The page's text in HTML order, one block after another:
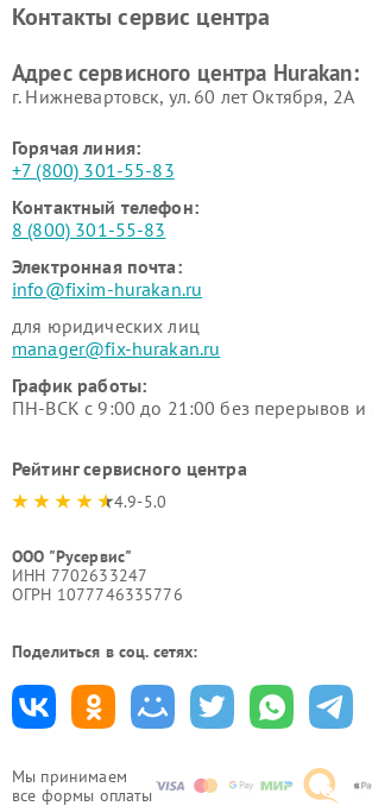
Мы принимаем
все формы оплаты
Hurakan
Контакты сервис центра
Адрес сервисного центра Hurakan:
г. Нижневартовск, ул. 60 лет Октября, 2А
Горячая линия:
+7 (800) 301-55-83
Контактный телефон:
8 (800) 301-55-83
Электронная почта:
info@fixim-hurakan.ru
для юридических лиц
manager@fix-hurakan.ru
График работы:
ПН-ВСК с 9:00 до 21:00 без перерывов
Рейтинг сервисного центра
4.9-5.0
ООО "Русервис"
ИНН 7702633247
ОГРН 1077746335776
Поделиться в соц. сетях: